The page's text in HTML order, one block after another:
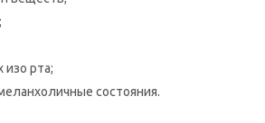
изо рта;
состояния.